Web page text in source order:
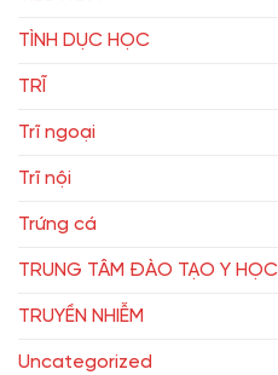
TÌNH DỤC HỌC
TRĨ
Trĩ ngoại
Trĩ nội
Trứng cá
TRUNG TÂM ĐÀO TẠO Y HỌC
TRUYỀN NHIỄM
Uncategorized